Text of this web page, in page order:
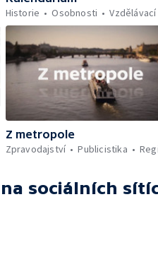
Historie
Osobnosti Vzdělávací
Z metropole
Zpravodajství
Publicistika
na sociálních